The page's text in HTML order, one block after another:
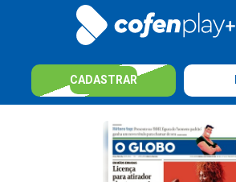
CADASTRAR